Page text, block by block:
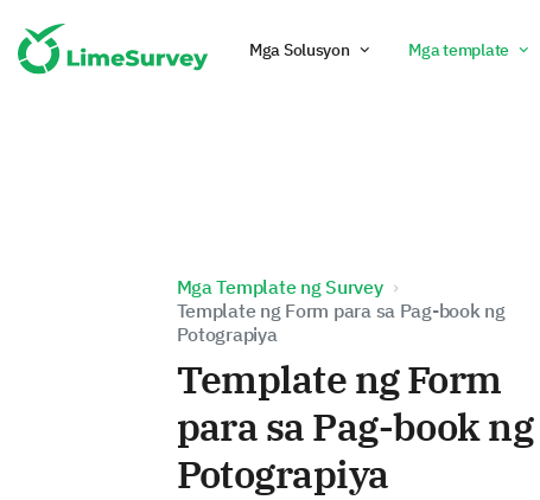
Mga Solusyon Mga template
Mga Template ng Survey
Template ng Form para sa Pag-book ng
Potograpiya
Template ng Form
para sa Pag-book ng
Potograpiya